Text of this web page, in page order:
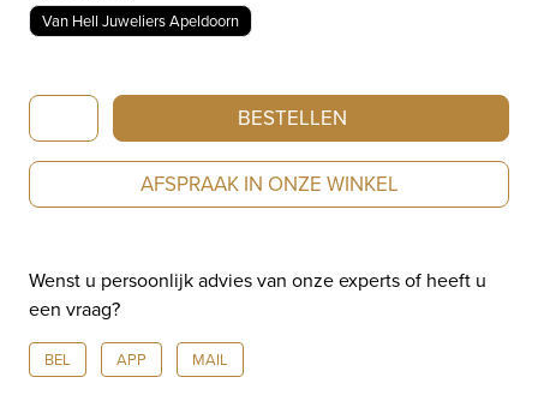
Van Hell Juweliers Apeldoorn
Breitling
Chronomat
B01
Chronograph
aantal
BESTELLEN
AFSPRAAK IN ONZE WINKEL
Wenst u persoonlijk advies van onze experts of heeft u
een vraag?
BEL APP MAIL